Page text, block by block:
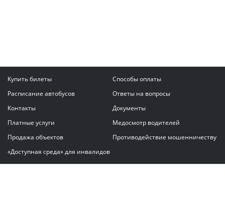
Купить билеты
Способы оплаты
Расписание автобусов
Ответы на вопросы
Контакты
Документы
Платные услуги
Медосмотр водителей
Продажа объектов
Противодействие мошенничеству
«Доступная среда» для инвалидов